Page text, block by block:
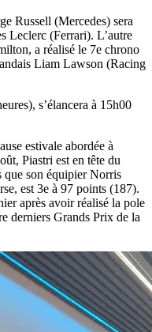
Russell (Mercedes) sera
Leclerc (Ferrari). L’autre
a réalisé le 7e chrono
Liam Lawson (Racing
s’élancera à 15h00
estivale abordée à
Piastri est en tête du
que son équipier Norris
est 3e à 97 points (187).
après avoir réalisé la pole
derniers Grands Prix de la